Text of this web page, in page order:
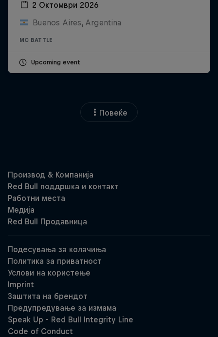
2 Октомври 2026
Buenos Aires, Argentina
MC BATTLE
Upcoming event
Повеќе